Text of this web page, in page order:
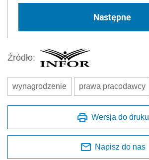
Następne
Źródło:
wynagrodzenie prawa pracodawcy
Wersja do druku
Napisz do nas